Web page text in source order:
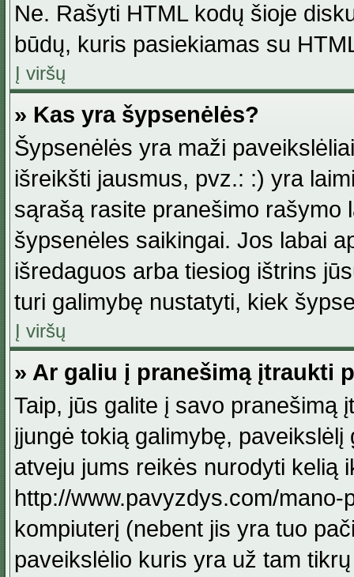
Ne. Rašyti HTML kodų šioje
būdų, kuris pasiekiamas su
Į viršų
» Kas yra šypsenėlės?
Šypsenėlės yra maži
išreikšti jausmus, pvz.: :) yra
sąrašą rasite pranešimo rašymo
šypsenėles saikingai. Jos labai
išredaguos arba tiesiog ištrins
turi galimybę nustatyti, kiek
Į viršų
» Ar galiu į pranešimą įtraukti
Taip, jūs galite į savo pranešimą
įjungė tokią galimybę,
atveju jums reikės nurodyti kelią
http://www.pavyzdys.com/
kompiuterį (nebent jis yra tuo
paveikslėlio kuris yra už tam